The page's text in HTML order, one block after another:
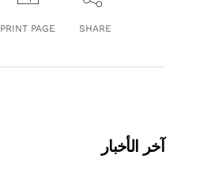
SHARE
PRINT PAGE
آخر الأخبار